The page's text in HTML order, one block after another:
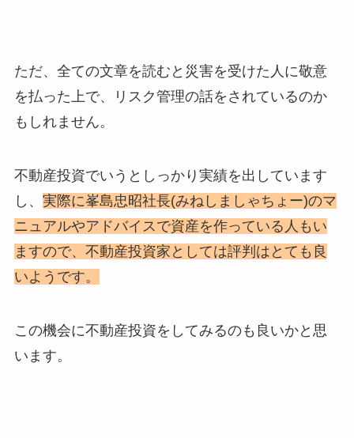
ただ、全ての文章を読むと災害を受けた人に敬意
を払った上で、リスク管理の話をされているのか
もしれません。
不動産投資でいうとしっかり実績を出しています
し、 実際に峯島忠昭社長(みねしましゃちょー)のマ
ニュアルやアドバイスで資産を作っている人もい
ますので、不動産投資家としては評判はとても良
いようです。
この機会に不動産投資をしてみるのも良いかと思
います。